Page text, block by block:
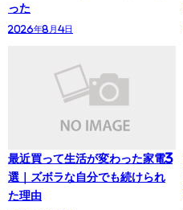
った
2026年8月4日
最近買って生活が変わった家電3
選｜ズボラな自分でも続けられ
た理由